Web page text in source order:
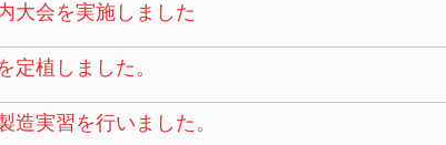
大会を実施しました
定植しました。
造実習を行いました。